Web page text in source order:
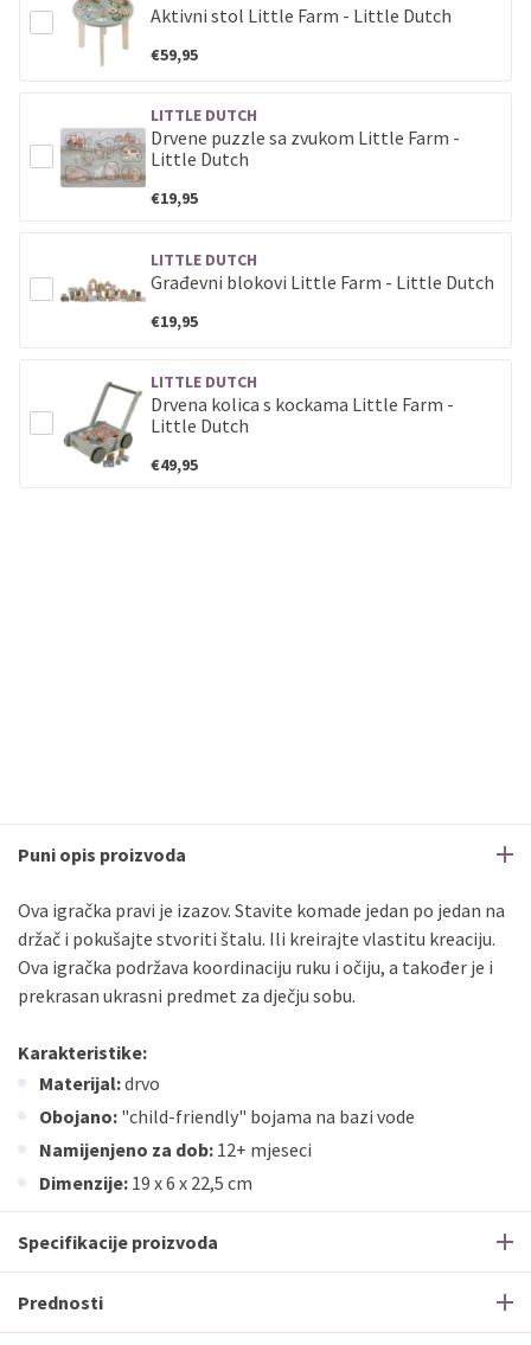
Aktivni stol Little Farm - Little Dutch
€59,95
LITTLE DUTCH
Drvene puzzle sa zvukom Little Farm -
Little Dutch
€19,95
LITTLE DUTCH
Građevni blokovi Little Farm - Little Dutch
€19,95
LITTLE DUTCH
Drvena kolica s kockama Little Farm -
Little Dutch
€49,95
Puni opis proizvoda
Ova igračka pravi je izazov. Stavite komade jedan po jedan na
držač i pokušajte stvoriti štalu. Ili kreirajte vlastitu kreaciju.
Ova igračka podržava koordinaciju ruku i očiju, a također je i
prekrasan ukrasni predmet za dječju sobu.
Karakteristike:
Materijal:drvo
Obojano: "child-friendly" bojama na bazi vode
Namijenjeno za dob: 12+ mjeseci
Dimenzije: 19 x 6 x 22,5 cm
Specifikacije proizvoda
Prednosti